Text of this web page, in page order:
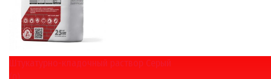
избранное сравнить
Штукатурно-кладочный раствор Серый